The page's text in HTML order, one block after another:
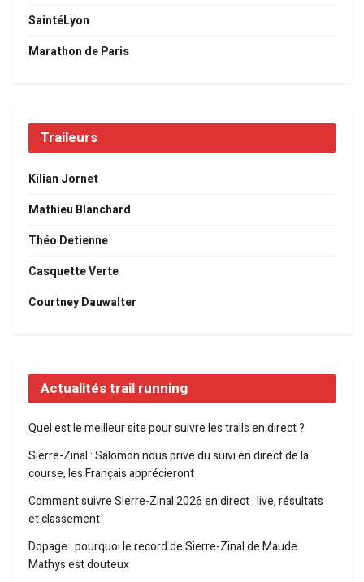
SaintéLyon
Marathon de Paris
Traileurs
Kilian Jornet
Mathieu Blanchard
Théo Detienne
Casquette Verte
Courtney Dauwalter
Actualités trail running
Quel est le meilleur site pour suivre les trails en direct ?
Sierre-Zinal : Salomon nous prive du suivi en direct de la
course, les Français apprécieront
Comment suivre Sierre-Zinal 2026 en direct : live, résultats
et classement
Dopage : pourquoi le record de Sierre-Zinal de Maude
Mathys est douteux